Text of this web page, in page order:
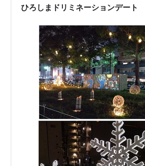
ひろしまドリミネーションデート